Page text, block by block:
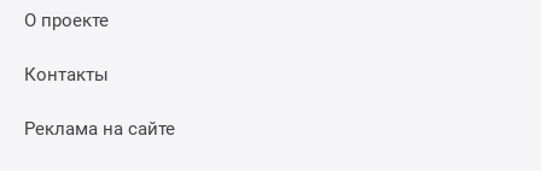
О проекте
Контакты
Реклама на сайте